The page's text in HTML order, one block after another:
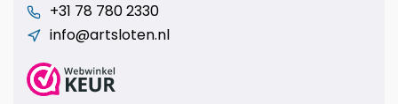
+31 78 780 2330
info@artsloten.nl